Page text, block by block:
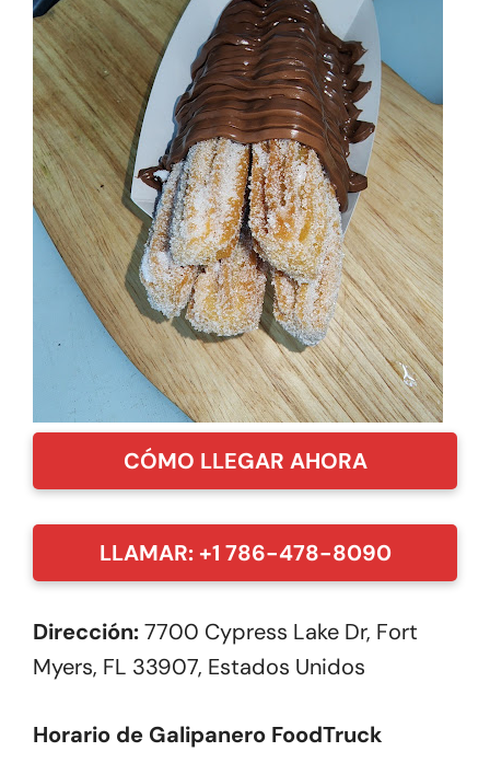
CÓMO LLEGAR AHORA
LLAMAR: +1 786-478-8090
Dirección:7700 Cypress Lake Dr, Fort
Myers, FL 33907, Estados Unidos
Horario de Galipanero FoodTruck